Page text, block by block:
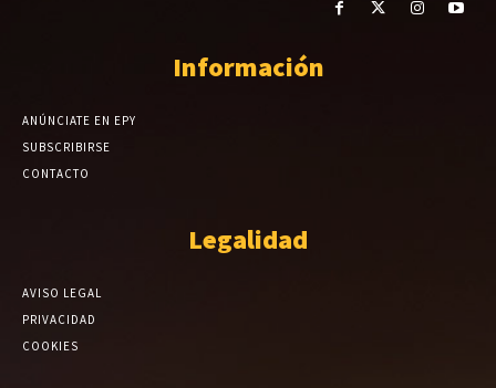
Información
ANÚNCIATE EN EPY
SUBSCRIBIRSE
CONTACTO
Legalidad
AVISO LEGAL
PRIVACIDAD
COOKIES